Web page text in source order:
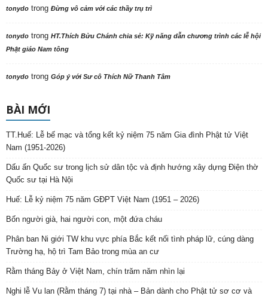
tonydo trong Đừng vô cảm với các thầy trụ trì
tonydo trong HT.Thích Bửu Chánh chia sẻ: Kỹ năng dẫn chương trình các lễ hội
Phật giáo Nam tông
tonydo trong Góp ý với Sư cô Thích Nữ Thanh Tâm
BÀI MỚI
TT.Huế: Lễ bế mạc và tổng kết kỷ niệm 75 năm Gia đình Phật tử Việt
Nam (1951-2026)
Dấu ấn Quốc sư trong lịch sử dân tộc và định hướng xây dựng Điện thờ
Quốc sư tại Hà Nội
Huế: Lễ kỷ niệm 75 năm GĐPT Việt Nam (1951 – 2026)
Bốn người già, hai người con, một đứa cháu
Phân ban Ni giới TW khu vực phía Bắc kết nối tình pháp lữ, cúng dàng
Trường hạ, hộ trì Tam Bảo trong mùa an cư
Rằm tháng Bảy ở Việt Nam, chín trăm năm nhìn lại
Nghi lễ Vu lan (Rằm tháng 7) tại nhà – Bản dành cho Phật tử sơ cơ và